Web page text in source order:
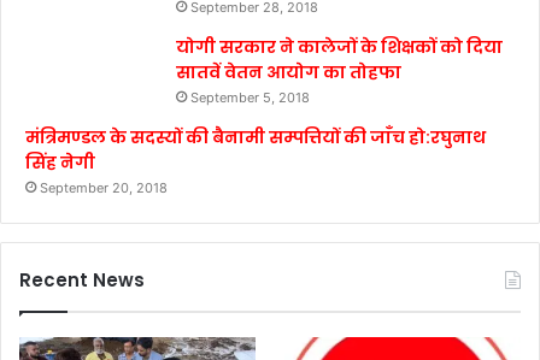
September 28, 2018
योगी सरकार ने कालेजों के शिक्षकों को दिया
सातवें वेतन आयोग का तोहफा
September 5, 2018
मंत्रिमण्डल के सदस्यों की बैनामी सम्पत्तियों की जाँच हो:रघुनाथ
सिंह नेगी
September 20, 2018
Recent News